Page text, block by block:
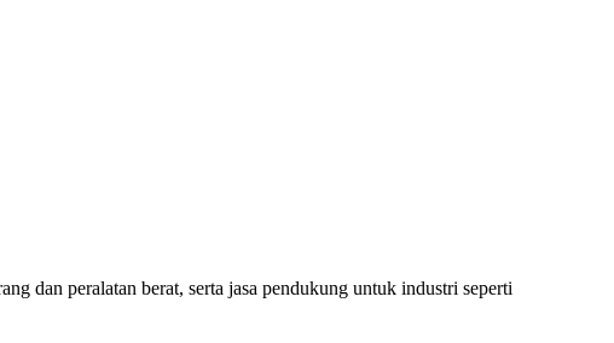
dan peralatan berat, serta jasa pendukung untuk industri seperti